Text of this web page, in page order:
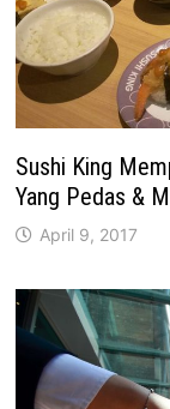
Sushi King
Yang Pedas &
April 9, 2017